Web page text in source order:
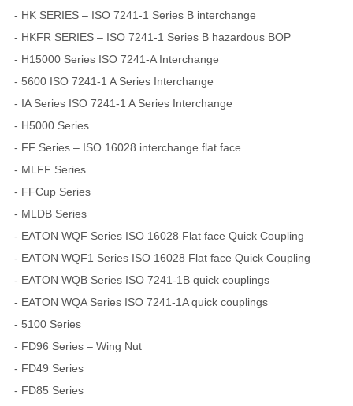
- HK SERIES – ISO 7241-1 Series B interchange
- HKFR SERIES – ISO 7241-1 Series B hazardous BOP
- H15000 Series ISO 7241-A Interchange
- 5600 ISO 7241-1 A Series Interchange
- IA Series ISO 7241-1 A Series Interchange
- H5000 Series
- FF Series – ISO 16028 interchange flat face
- MLFF Series
- FFCup Series
- MLDB Series
- EATON WQF Series ISO 16028 Flat face Quick Coupling
- EATON WQF1 Series ISO 16028 Flat face Quick Coupling
- EATON WQB Series ISO 7241-1B quick couplings
- EATON WQA Series ISO 7241-1A quick couplings
- 5100 Series
- FD96 Series – Wing Nut
- FD49 Series
- FD85 Series